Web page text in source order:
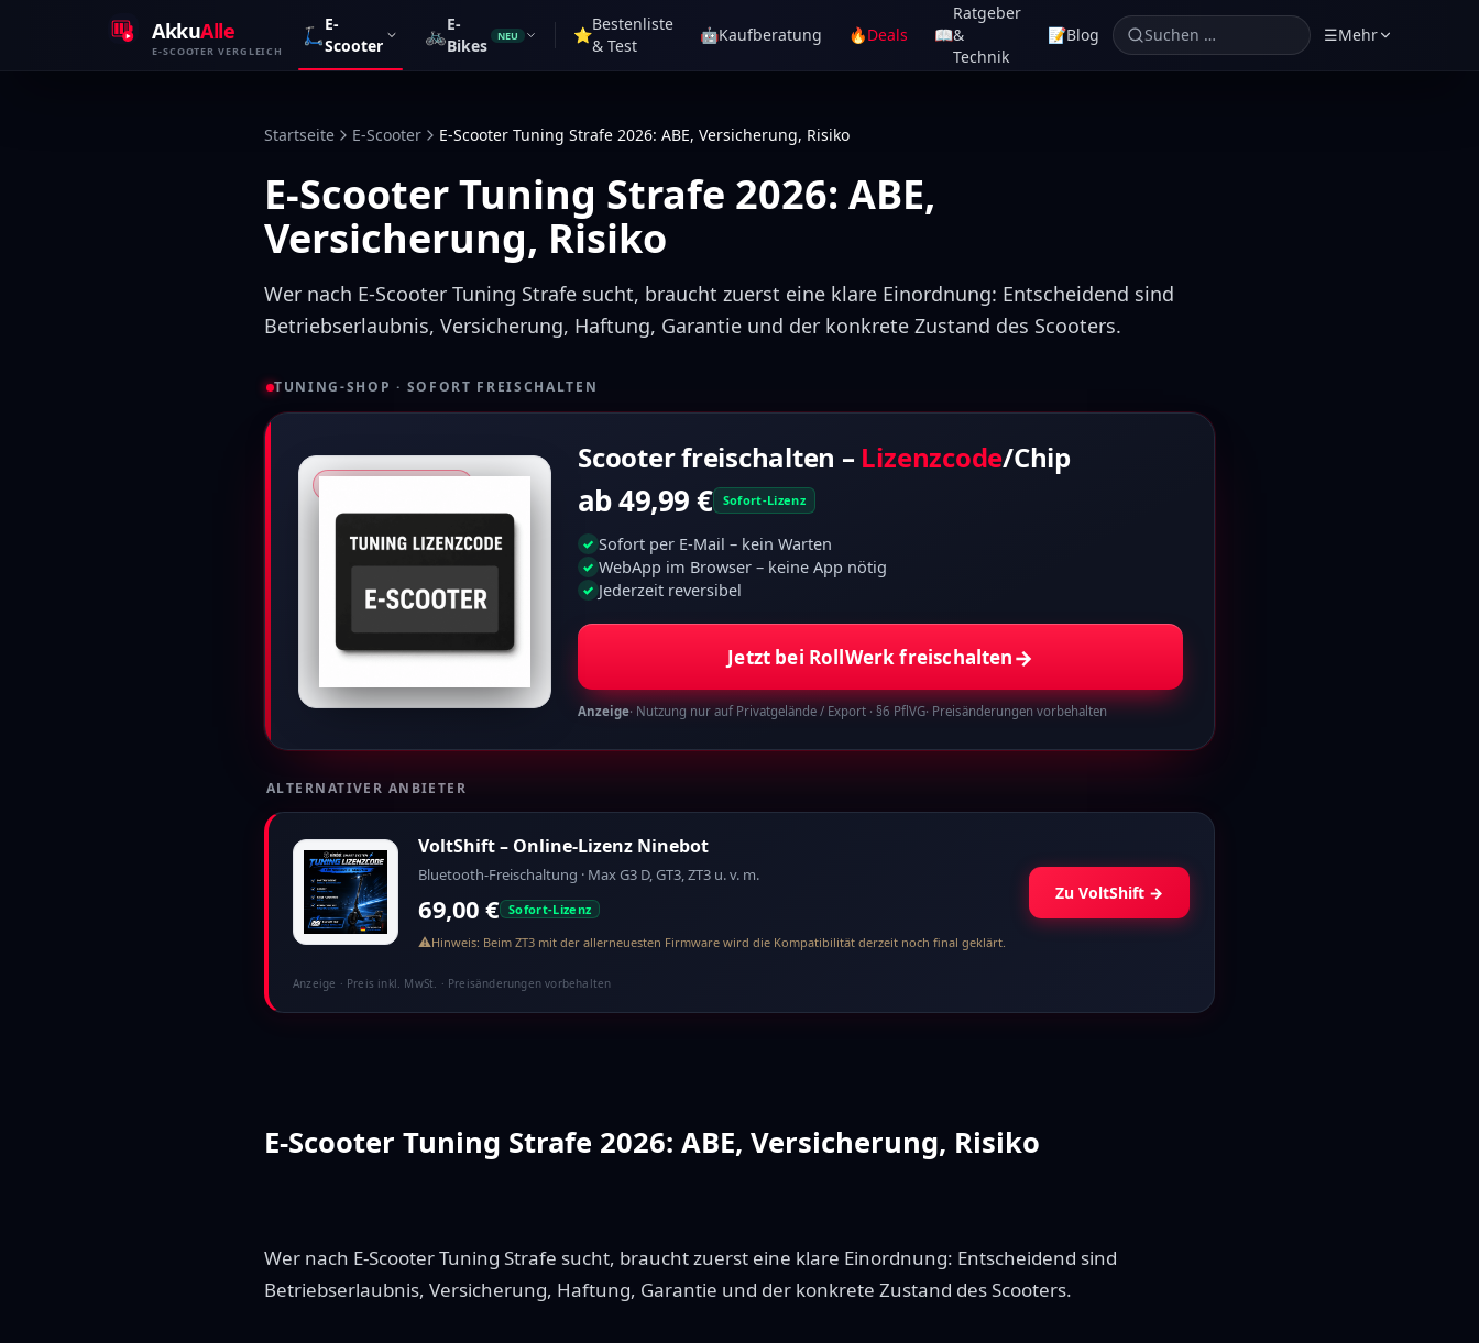
AkkuAlle
E-SCOOTER VERGLEICH
🛴E-
Scooter
🚲E-
Bikes
NEU ⭐
Bestenliste
& Test
🤖Kaufberatung 🔥Deals 📖
Ratgeber
&
Technik
📝Blog Suchen … ☰Mehr
Startseite E-Scooter E-Scooter Tuning Strafe 2026: ABE, Versicherung, Risiko
E-Scooter Tuning Strafe 2026: ABE,
Versicherung, Risiko
Wer nach E-Scooter Tuning Strafe sucht, braucht zuerst eine klare Einordnung: Entscheidend sind
Betriebserlaubnis, Versicherung, Haftung, Garantie und der konkrete Zustand des Scooters.
TUNING-SHOP · SOFORT FREISCHALTEN
Scooter freischalten – Lizenzcode/Chip
ab 49,99 € Sofort-Lizenz
✓ Sofort per E-Mail – kein Warten
✓ WebApp im Browser – keine App nötig
✓ Jederzeit reversibel
Jetzt bei RollWerk freischalten→
Anzeige· Nutzung nur auf Privatgelände / Export · §6 PflVG· Preisänderungen vorbehalten
ALTERNATIVER ANBIETER
VoltShift – Online-Lizenz Ninebot
Bluetooth-Freischaltung · Max G3 D, GT3, ZT3 u. v. m.
69,00 € Sofort-Lizenz
⚠Hinweis: Beim ZT3 mit der allerneuesten Firmware wird die Kompatibilität derzeit noch final geklärt.
Zu VoltShift →
Anzeige · Preis inkl. MwSt. · Preisänderungen vorbehalten
E-Scooter Tuning Strafe 2026: ABE, Versicherung, Risiko
Wer nach E-Scooter Tuning Strafe sucht, braucht zuerst eine klare Einordnung: Entscheidend sind
Betriebserlaubnis, Versicherung, Haftung, Garantie und der konkrete Zustand des Scooters.